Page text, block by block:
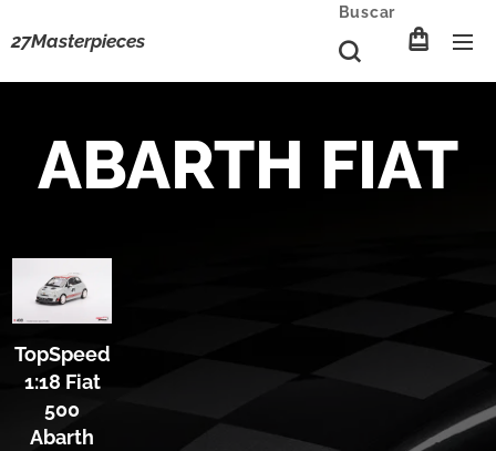
27Masterpieces
Buscar
ABARTH FIAT
TopSpeed
1:18 Fiat
500
Abarth